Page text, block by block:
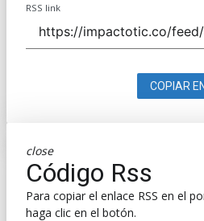
RSS link
COPIAR
close
Código Rss
Para copiar el enlace RSS en el
haga clic en el botón.